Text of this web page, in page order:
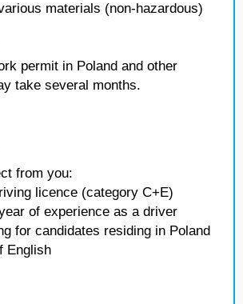
materials (non-hazardous)
permit in Poland and other
take several months.
from you:
licence (category C+E)
of experience as a driver
for candidates residing in Poland
English